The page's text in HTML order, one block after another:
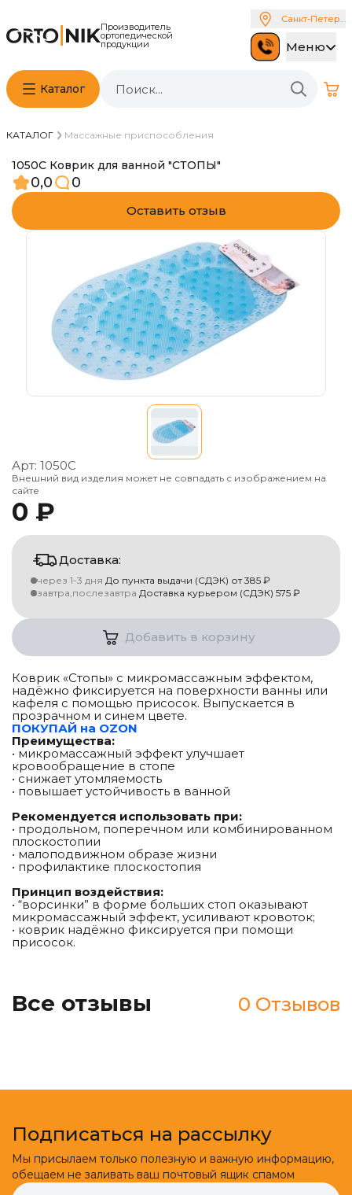
Производитель
ортопедической
продукции
Санкт-
Меню
Каталог
КАТАЛОГ Массажные приспособления
1050С Коврик для ванной "СТОПЫ"
0,0 0
Оставить отзыв
Арт: 1050С
Внешний вид изделия может не совпадать с изображением на
сайте
0 ₽
Доставка:
через 1-3 дня До пункта выдачи (СДЭК) от385 ₽
завтра,послезавтра Доставка курьером (СДЭК) 575 ₽
Добавить в корзину
Коврик «Стопы» с микромассажным эффектом,
надёжно фиксируется на поверхности ванны или
кафеля с помощью присосок. Выпускается в
прозрачном и синем цвете.
ПОКУПАЙ на OZON
Преимущества:
• микромассажный эффект улучшает
кровообращение в стопе
• снижает утомляемость
• повышает устойчивость в ванной
Рекомендуется использовать при:
• продольном, поперечном или комбинированном
плоскостопии
• малоподвижном образе жизни
• профилактике плоскостопия
Принцип воздействия:
• “ворсинки” в форме больших стоп оказывают
микромассажный эффект, усиливают кровоток;
• коврик надёжно фиксируется при помощи
присосок.
Все отзывы 0 Отзывов
Подписаться на рассылку
Мы присылаем только полезную и важную информацию,
обещаем не заливать ваш почтовый ящик спамом